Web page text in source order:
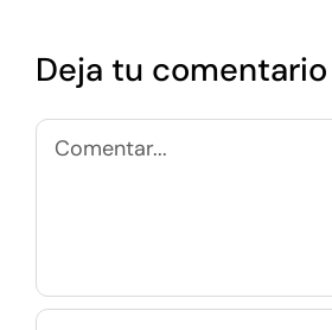
Deja tu comentario
Comentar